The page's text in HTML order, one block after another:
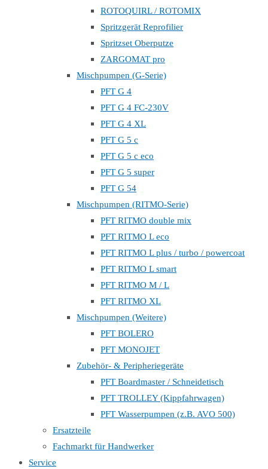
ROTOQUIRL / ROTOMIX
Spritzgerät Reprofilier
Spritzset Oberputze
ZARGOMAT pro
Mischpumpen (G-Serie)
PFT G 4
PFT G 4 FC-230V
PFT G 4 XL
PFT G 5 c
PFT G 5 c eco
PFT G 5 super
PFT G 54
Mischpumpen (RITMO-Serie)
PFT RITMO double mix
PFT RITMO L eco
PFT RITMO L plus / turbo / powercoat
PFT RITMO L smart
PFT RITMO M / L
PFT RITMO XL
Mischpumpen (Weitere)
PFT BOLERO
PFT MONOJET
Zubehör- & Peripheriegeräte
PFT Boardmaster / Schneidetisch
PFT TROLLEY (Kippfahrwagen)
PFT Wasserpumpen (z.B. AVO 500)
Ersatzteile
Fachmarkt für Handwerker
Service